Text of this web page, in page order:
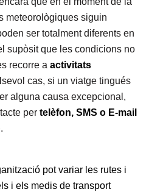
meteorològiques siguin
ser totalment diferents en
supòsit que les condicions no
recorre a activitats
cas, si un viatge tingués
alguna causa excepcional,
per telèfon, SMS o E-mail
pot variar les rutes i
i els medis de transport